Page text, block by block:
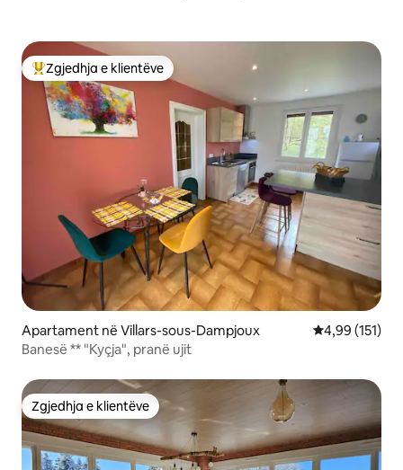
Më të mirat e zgjedhjeve të klientëve
Zgjedhja e klientëve
Apartament në Villars-sous-Dampjoux Vlerësimi
4,99 (151)
Banesë ** "Kyçja", pranë ujit
Zgjedhja e klientëve
Zgjedhja e klientëve